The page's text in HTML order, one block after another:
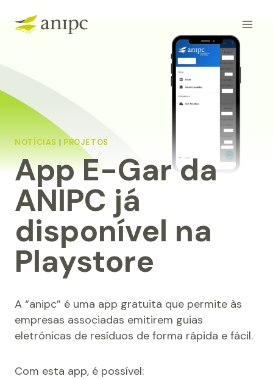
content
NOTÍCIAS PROJETOS
App E-Gar da
ANIPC já
disponível na
Playstore
A “anipc” é uma app gratuita que permite às
empresas associadas emitirem guias
eletrónicas de resíduos de forma rápida e fácil.
Com esta app, é possível: